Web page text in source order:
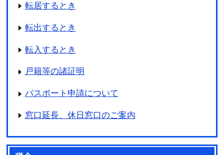
転居するとき
転出するとき
転入するとき
戸籍等の諸証明
パスポート申請について
窓口延長、休日窓口のご案内